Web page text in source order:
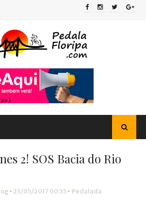
2! SOS Bacia do Rio
• 23/05/2017 00:35• Pedalada